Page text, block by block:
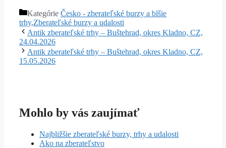
Kategórie Česko - zberateľské burzy a blšie
trhy,Zberateľské burzy a udalosti
Antik zberateľské trhy – Buštehrad, okres Kladno, CZ,
24.04.2026
Antik zberateľské trhy – Buštehrad, okres Kladno, CZ,
15.05.2026
Mohlo by vás zaujímať
Najbližšie zberateľské burzy, trhy a udalosti
Ako na zberateľstvo